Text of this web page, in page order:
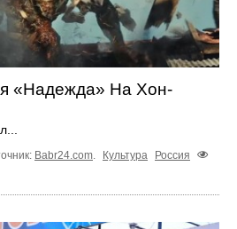
«Надежда» На Хон-
Babr24.com. Культура
Россия